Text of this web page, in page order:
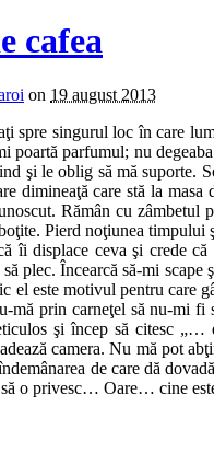
cafea
on 19 august 2013
spre singurul loc în care
poartă parfumul; nu
şi le oblig să mă suporte.
dimineaţă care stă la
Rămân cu
Pierd noţiunea
îi displace ceva şi crede
plec. Încearcă să-mi
el este motivul pentru care
mă prin carneţel să nu-mi
şi încep să citesc „…
camera. Nu mă pot
de care dă
o privesc… Oare… cine